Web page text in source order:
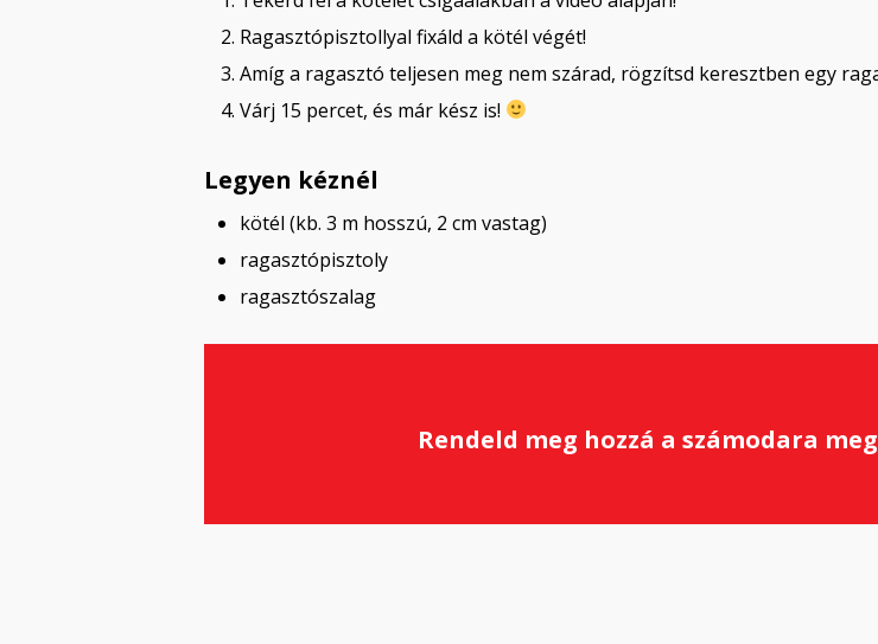
Ragasztópisztollyal fixáld a kötél végét!
Amíg a ragasztó teljesen meg nem szárad, rögzítsd keresztben egy
Várj 15 percet, és már kész is!
Legyen kéznél
kötél (kb. 3 m hosszú, 2 cm vastag)
ragasztópisztoly
ragasztószalag
Rendeld meg hozzá a számodara